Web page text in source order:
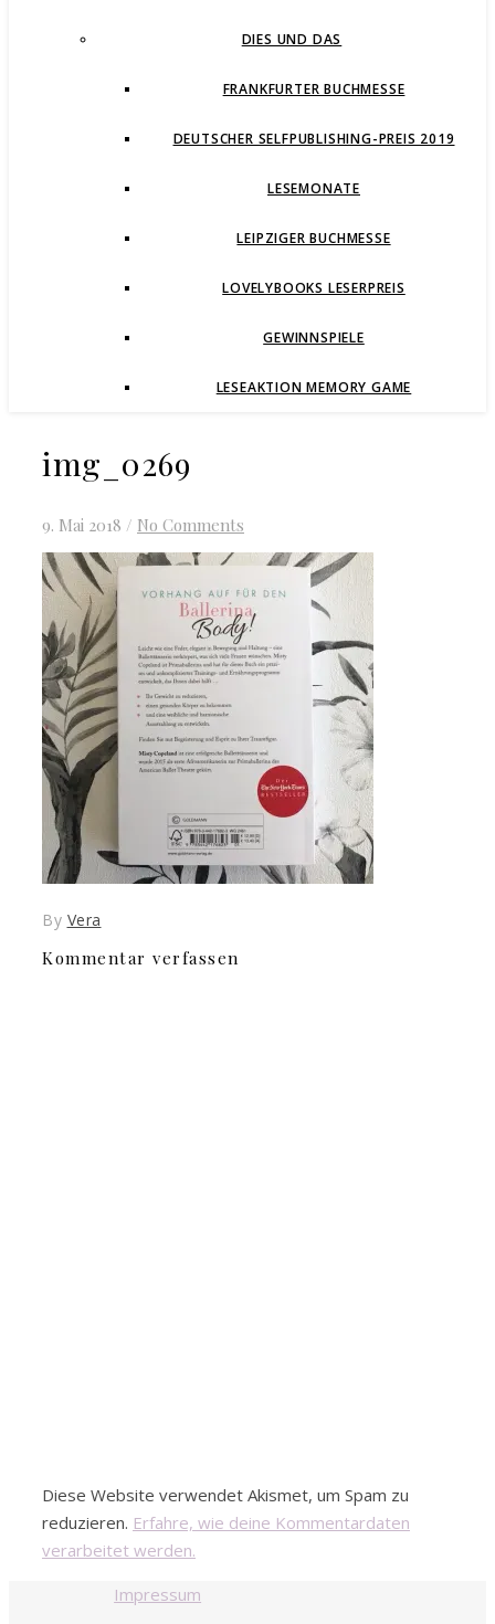
DIES UND DAS
FRANKFURTER BUCHMESSE
DEUTSCHER SELFPUBLISHING-PREIS 2019
LESEMONATE
LEIPZIGER BUCHMESSE
LOVELYBOOKS LESERPREIS
GEWINNSPIELE
LESEAKTION MEMORY GAME
img_0269
9. Mai 2018 / No Comments
By Vera
Kommentar verfassen
Diese Website verwendet Akismet, um Spam zu
reduzieren. Erfahre, wie deine Kommentardaten
verarbeitet werden.
Impressum